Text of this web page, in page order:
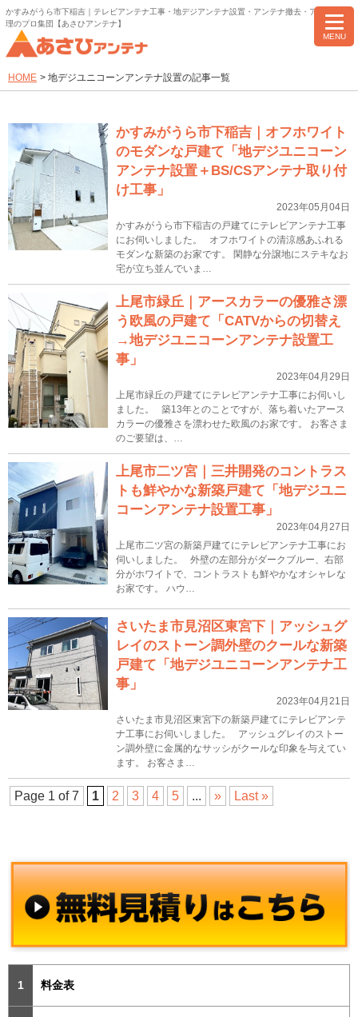
かすみがうら市下稲吉｜テレビアンテナ工事・地デジアンテナ設置・アンテナ撤去・アンテナ修
理のプロ集団【あさひアンテナ】
MENU
HOME > 地デジユニコーンアンテナ設置の記事一覧
かすみがうら市下稲吉｜オフホワイト
のモダンな戸建て「地デジユニコーン
アンテナ設置＋BS/CSアンテナ取り付
け工事」
2023年05月04日
かすみがうら市下稲吉の戸建てにテレビアンテナ工事
にお伺いしました。 オフホワイトの清涼感あふれる
モダンな新築のお家です。 閑静な分譲地にステキなお
宅が立ち並んでいま…
上尾市緑丘｜アースカラーの優雅さ漂
う欧風の戸建て「CATVからの切替え
→地デジユニコーンアンテナ設置工
事」
2023年04月29日
上尾市緑丘の戸建てにテレビアンテナ工事にお伺いし
ました。 築13年とのことですが、落ち着いたアース
カラーの優雅さを漂わせた欧風のお家です。 お客さま
のご要望は、…
上尾市二ツ宮｜三井開発のコントラス
トも鮮やかな新築戸建て「地デジユニ
コーンアンテナ設置工事」
2023年04月27日
上尾市二ツ宮の新築戸建てにテレビアンテナ工事にお
伺いしました。 外壁の左部分がダークブルー、右部
分がホワイトで、コントラストも鮮やかなオシャレな
お家です。 ハウ…
さいたま市見沼区東宮下｜アッシュグ
レイのストーン調外壁のクールな新築
戸建て「地デジユニコーンアンテナ工
事」
2023年04月21日
さいたま市見沼区東宮下の新築戸建てにテレビアンテ
ナ工事にお伺いしました。 アッシュグレイのストー
ン調外壁に金属的なサッシがクールな印象を与えてい
ます。 お客さま…
Page 1 of 7 1 2 3 4 5 ... » Last »
料金表